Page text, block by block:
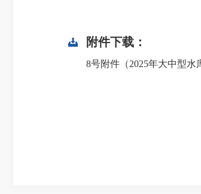
附件下载：
8号附件（2025年大中型水